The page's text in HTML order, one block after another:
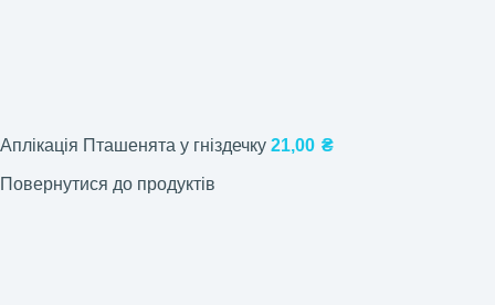
Аплікація Пташенята у гніздечку 21,00 ₴
Повернутися до продуктів